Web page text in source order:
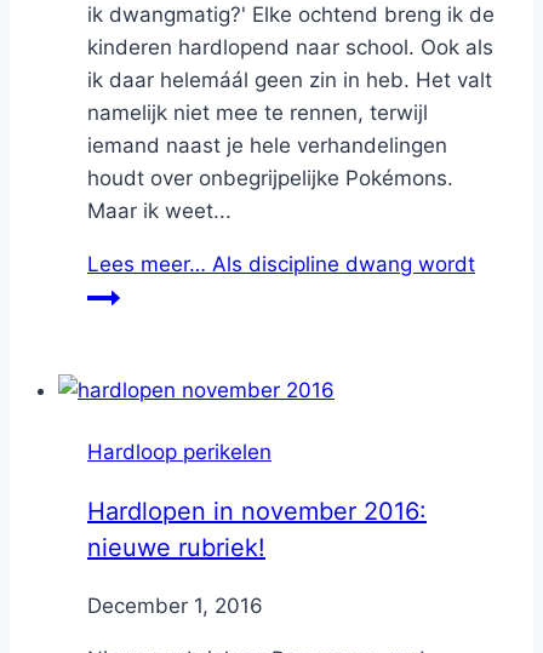
ik dwangmatig?' Elke ochtend breng ik de
kinderen hardlopend naar school. Ook als
ik daar helemáál geen zin in heb. Het valt
namelijk niet mee te rennen, terwijl
iemand naast je hele verhandelingen
houdt over onbegrijpelijke Pokémons.
Maar ik weet...
Lees meer… Als discipline dwang wordt
Hardloop perikelen
Hardlopen in november 2016:
nieuwe rubriek!
ByNicole
December 1, 2016